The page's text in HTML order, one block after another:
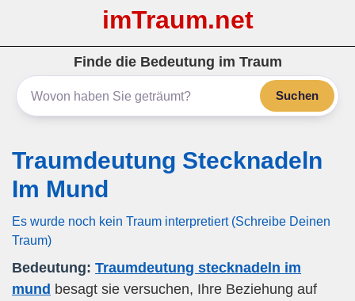
imTraum.net
Finde die Bedeutung im Traum
Suchen
Traumdeutung Stecknadeln
Im Mund
Es wurde noch kein Traum interpretiert (Schreibe Deinen
Traum)
Bedeutung: Traumdeutung stecknadeln im
mund besagt sie versuchen, Ihre Beziehung auf